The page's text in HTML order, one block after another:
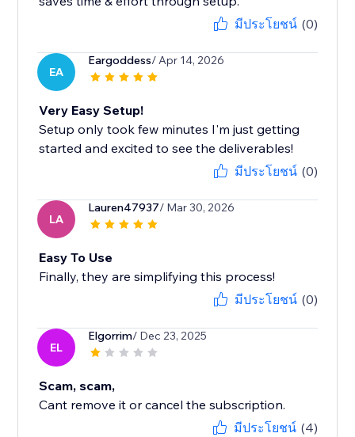
มีประโยชน์ (0)
EA
Eargoddess/ Apr 14, 2026
Very Easy Setup!
Setup only took few minutes I'm just getting
started and excited to see the deliverables!
มีประโยชน์ (0)
LA
Lauren47937/ Mar 30, 2026
Easy To Use
Finally, they are simplifying this process!
มีประโยชน์ (0)
EL
Elgorrim/ Dec 23, 2025
Scam, scam,
Cant remove it or cancel the subscription.
มีประโยชน์ (4)